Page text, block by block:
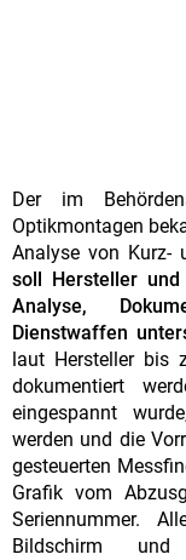
Der im
Optikmontagen
Analyse von Kurz-
soll Hersteller
Analyse,
Dienstwaffen
laut Hersteller bis
dokumentiert
eingespannt
werden und die
gesteuerten
Grafik vom
Seriennummer.
Bildschirm